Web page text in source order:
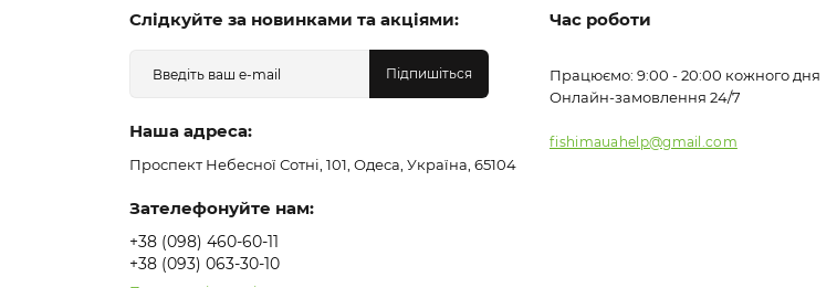
Слідкуйте за новинками та акціями:
Підпишіться
Наша адреса:
Проспект Небесної Сотні, 101, Одеса, Україна, 65104
Зателефонуйте нам:
+38 (098) 460-60-11
+38 (093) 063-30-10
Час роботи
Працюємо: 9:00 - 20:00 кожного дня
Онлайн-замовлення 24/7
fishimauahelp@gmail.com